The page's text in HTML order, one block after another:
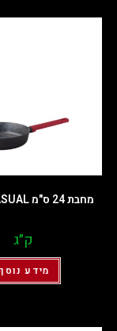
מחבת 24 ס"מ CASUAL סולתם
ק״ג
מידע